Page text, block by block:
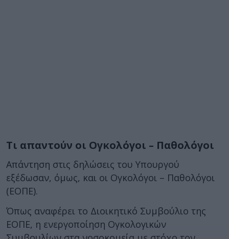
Τι απαντούν οι Ογκολόγοι – Παθολόγοι
Απάντηση στις δηλώσεις του Υπουργού
εξέδωσαν, όμως, και οι Ογκολόγοι – Παθολόγοι
(ΕΟΠΕ).
Όπως αναφέρει το Διοικητικό Συμβούλιο της
ΕΟΠΕ, η ενεργοποίηση Ογκολογικών